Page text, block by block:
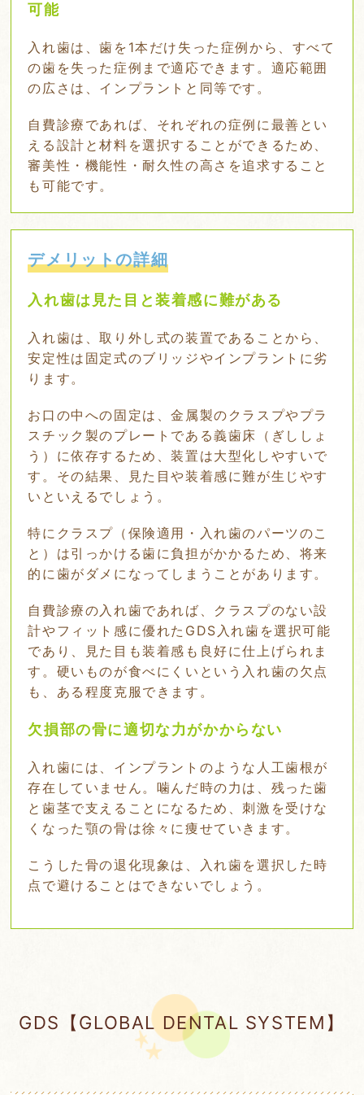
可能
入れ歯は、歯を1本だけ失った症例から、すべて
の歯を失った症例まで適応できます。適応範囲
の広さは、インプラントと同等です。
自費診療であれば、それぞれの症例に最善とい
える設計と材料を選択することができるため、
審美性・機能性・耐久性の高さを追求すること
も可能です。
デメリットの詳細
入れ歯は見た目と装着感に難がある
入れ歯は、取り外し式の装置であることから、
安定性は固定式のブリッジやインプラントに劣
ります。
お口の中への固定は、金属製のクラスプやプラ
スチック製のプレートである義歯床（ぎししょ
う）に依存するため、装置は大型化しやすいで
す。その結果、見た目や装着感に難が生じやす
いといえるでしょう。
特にクラスプ（保険適用・入れ歯のパーツのこ
と）は引っかける歯に負担がかかるため、将来
的に歯がダメになってしまうことがあります。
自費診療の入れ歯であれば、クラスプのない設
計やフィット感に優れたGDS入れ歯を選択可能
であり、見た目も装着感も良好に仕上げられま
す。硬いものが食べにくいという入れ歯の欠点
も、ある程度克服できます。
欠損部の骨に適切な力がかからない
入れ歯には、インプラントのような人工歯根が
存在していません。噛んだ時の力は、残った歯
と歯茎で支えることになるため、刺激を受けな
くなった顎の骨は徐々に痩せていきます。
こうした骨の退化現象は、入れ歯を選択した時
点で避けることはできないでしょう。
GDS【GLOBAL DENTAL SYSTEM】